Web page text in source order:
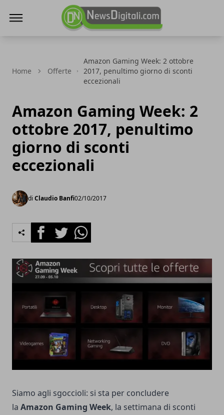
Home Offerte
Amazon Gaming Week: 2 ottobre
2017, penultimo giorno di sconti
eccezionali
Amazon Gaming Week: 2
ottobre 2017, penultimo
giorno di sconti
eccezionali
di Claudio Banfi02/10/2017
FacebookTwitterWhatsapp
Siamo agli sgoccioli: si sta per concludere
la Amazon Gaming Week, la settimana di sconti